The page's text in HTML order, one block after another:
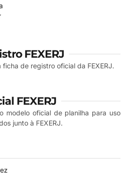
FEXERJ
ficha de registro oficial da FEXERJ.
FEXERJ
modelo oficial de planilha para uso
junto à FEXERJ.